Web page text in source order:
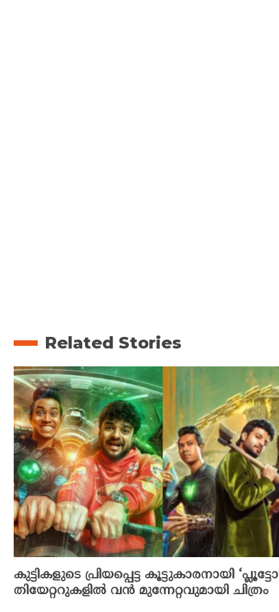
Related Stories
കുട്ടികളുടെ പ്രിയപ്പെട്ട കൂട്ടുകാരനായി
തിയേറ്ററുകളിൽ വൻ മുന്നേറ്റവുമായി ചിത്രം